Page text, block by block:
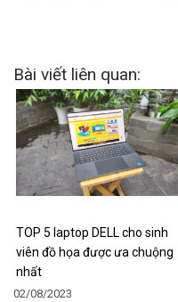
Bài viết liên quan:
TOP 5 laptop DELL cho sinh
viên đồ họa được ưa chuộng
nhất
02/08/2023